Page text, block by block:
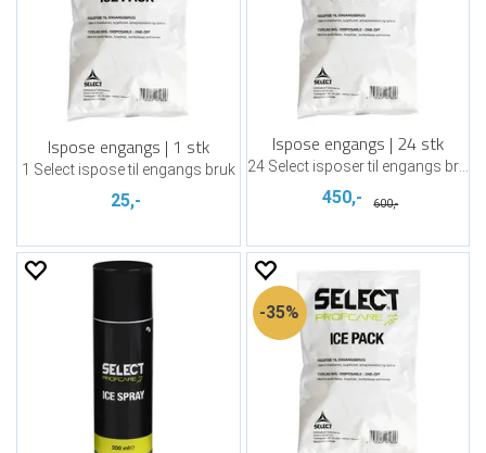
Ispose engangs | 1 stk
1 Select ispose til engangs bruk
25,-
Ispose engangs | 24 stk
24 Select isposer til engangs bruk
450,- 600,-
35%